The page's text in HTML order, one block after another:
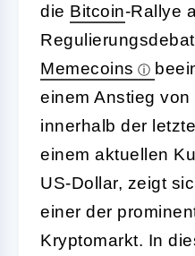
die Bitcoin-Rallye
Memecoins
einem Anstieg
innerhalb der
einem aktuellen
US-Dollar, zeigt
einer der
Kryptomarkt. In